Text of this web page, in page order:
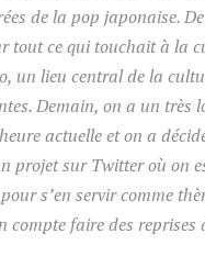
de la pop japonaise.
tout ce qui touchait à la
un lieu central de la
Demain, on a un très
actuelle et on a
projet sur Twitter où on
s’en servir comme
compte faire des reprises